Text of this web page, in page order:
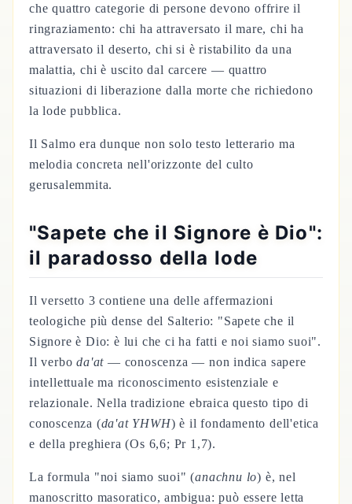
che quattro categorie di persone devono offrire il
ringraziamento: chi ha attraversato il mare, chi ha
attraversato il deserto, chi si è ristabilito da una
malattia, chi è uscito dal carcere — quattro
situazioni di liberazione dalla morte che richiedono
la lode pubblica.
Il Salmo era dunque non solo testo letterario ma
melodia concreta nell'orizzonte del culto
gerusalemmita.
"Sapete che il Signore è Dio":
il paradosso della lode
Il versetto 3 contiene una delle affermazioni
teologiche più dense del Salterio: "Sapete che il
Signore è Dio: è lui che ci ha fatti e noi siamo suoi".
Il verboda'at — conoscenza — non indica sapere
intellettuale ma riconoscimento esistenziale e
relazionale. Nella tradizione ebraica questo tipo di
conoscenza (da'at YHWH) è il fondamento dell'etica
e della preghiera (Os 6,6; Pr 1,7).
La formula "noi siamo suoi" (anachnu lo) è, nel
manoscritto masoratico, ambigua: può essere letta